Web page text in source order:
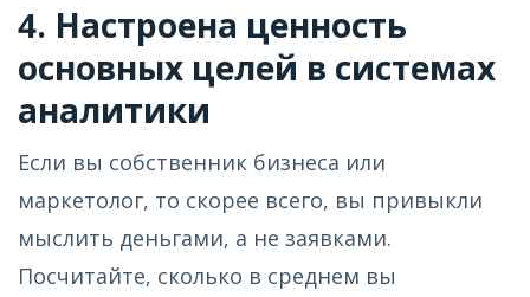
4. Настроена ценность
основных целей в системах
аналитики
Если вы собственник бизнеса или
маркетолог, то скорее всего, вы привыкли
мыслить деньгами, а не заявками.
Посчитайте, сколько в среднем вы